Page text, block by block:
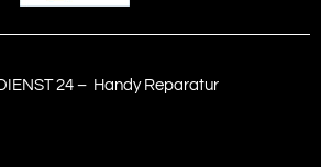
24 – Handy Reparatur